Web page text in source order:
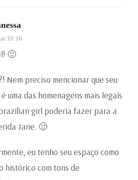
10:16
🙂
Nem preciso mencionar que seu
uma das homenagens mais legais
girl poderia fazer para a
Jane. 🙂
eu tenho seu espaço como
histórico com tons de